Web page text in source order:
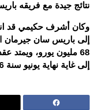
نتائج جيدة مع فريقه
وكان أشرف حكيمي قد
إلى باريس سان جيرمان
68 مليون يورو، ويمتد
إلى غاية نهاية يونيو سنة 2026.